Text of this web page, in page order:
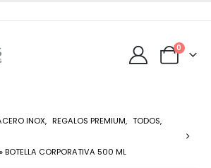
0
INOX, REGALOS PREMIUM, TODOS,
BOTELLA CORPORATIVA 500 ML